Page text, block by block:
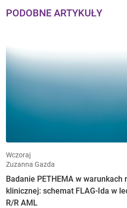
PODOBNE ARTYKUŁY
Wczoraj
Zuzanna Gazda
Badanie PETHEMA w
klinicznej: schemat FLAG-Ida w
R/R AML